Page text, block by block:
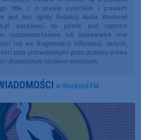
1994 r. o prawie autorskim i prawach
jest bez zgody Redakcji Radia Weekend
wyrażonej na piśmie pod rygorem
rozpowszechnianie lub jakiekolwiek inne
lub we fragmentach informacji, danych,
poza przewidzianymi przez przepisy prawa
dozwolonym użytkiem osobistym.
w Weekend FM